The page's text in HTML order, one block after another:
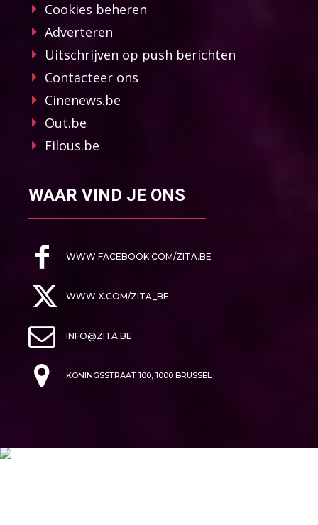
Cookies beheren
Adverteren
Uitschrijven op push berichten
Contacteer ons
Cinenews.be
Out.be
Filous.be
WAAR VIND JE ONS
WWW.FACEBOOK.COM/ZITA.BE
WWW.X.COM/ZITA_BE
INFO@ZITA.BE
KONINGSSTRAAT 100, 1000 BRUSSEL